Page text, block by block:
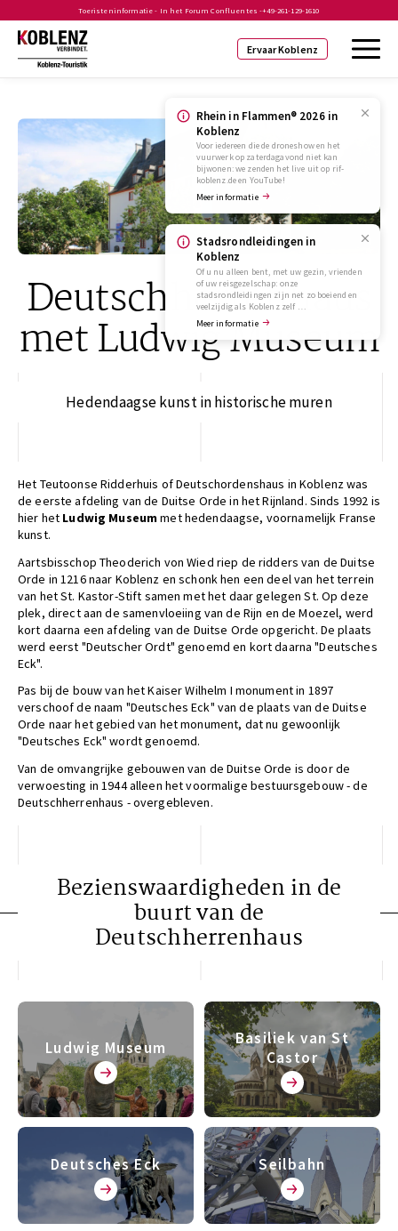
Toeristeninformatie - In het Forum Confluentes -+49-261-129-1610
Ervaar Koblenz
Rhein in Flammen® 2026 in
Koblenz
Voor iedereen die de droneshow en het
vuurwerk op zaterdagavond niet kan
bijwonen: we zenden het live uit op rif-
koblenz.de en YouTube!
Meer informatie
Stadsrondleidingen in
Koblenz
Of u nu alleen bent, met uw gezin, vrienden
of uw reisgezelschap: onze
stadsrondleidingen zijn net zo boeiend en
veelzijdig als Koblenz zelf …
Meer informatie
Deutschherrenhaus
met Ludwig Museum
Hedendaagse kunst in historische muren
Het Teutoonse Ridderhuis of Deutschordenshaus in Koblenz was
de eerste afdeling van de Duitse Orde in het Rijnland. Sinds 1992 is
hier het Ludwig Museummet hedendaagse, voornamelijk Franse
kunst.
Aartsbisschop Theoderich von Wied riep de ridders van de Duitse
Orde in 1216 naar Koblenz en schonk hen een deel van het terrein
van het St. Kastor-Stift samen met het daar gelegen St. Op deze
plek, direct aan de samenvloeiing van de Rijn en de Moezel, werd
kort daarna een afdeling van de Duitse Orde opgericht. De plaats
werd eerst "Deutscher Ordt" genoemd en kort daarna "Deutsches
Eck".
Pas bij de bouw van het Kaiser Wilhelm I monument in 1897
verschoof de naam "Deutsches Eck" van de plaats van de Duitse
Orde naar het gebied van het monument, dat nu gewoonlijk
"Deutsches Eck" wordt genoemd.
Van de omvangrijke gebouwen van de Duitse Orde is door de
verwoesting in 1944 alleen het voormalige bestuursgebouw - de
Deutschherrenhaus - overgebleven.
Bezienswaardigheden in de
buurt van de
Deutschherrenhaus
Ludwig Museum
Basiliek van St
Castor
Deutsches Eck Seilbahn